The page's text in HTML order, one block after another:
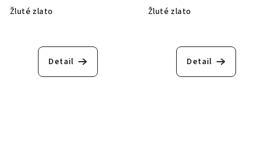
Žluté zlato
Detail
Žluté zlato
Detail